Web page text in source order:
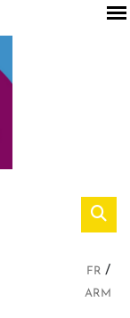
FR
ARM